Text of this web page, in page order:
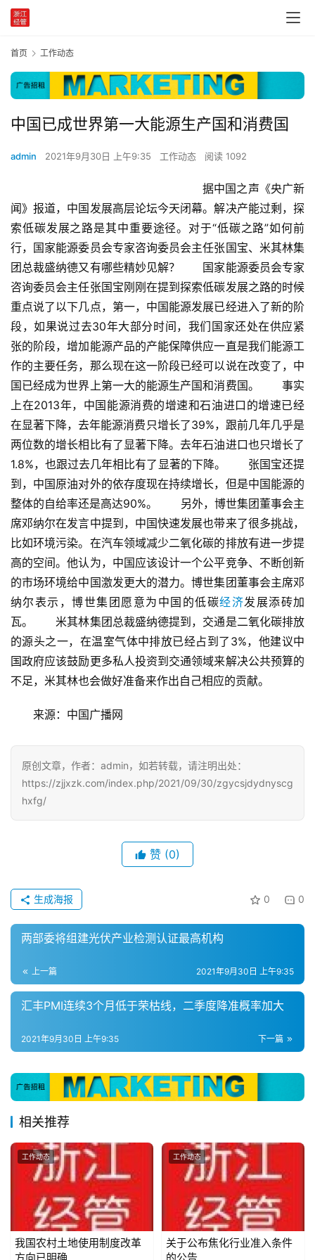
首
页
党
建
学
习
工
作
动
态
产
政
国
家
十
四
者
会
投
稿
于
们
隐
政
首页 工作动态
中国已成世界第一大能源生产国和消费国
admin 2021年9月30日 上午9:35 工作动态 阅读 1092
闻》报道，中国发展高层论坛今天闭幕。解决产能过剩，探
索低碳发展之路是其中重要途径。对于“低碳之路”如何前
行，国家能源委员会专家咨询委员会主任张国宝、米其林集
团总裁盛纳德又有哪些精妙见解？　　国家能源委员会专家
咨询委员会主任张国宝刚刚在提到探索低碳发展之路的时候
重点说了以下几点，第一，中国能源发展已经进入了新的阶
段，如果说过去30年大部分时间，我们国家还处在供应紧
张的阶段，增加能源产品的产能保障供应一直是我们能源工
作的主要任务，那么现在这一阶段已经可以说在改变了，中
国已经成为世界上第一大的能源生产国和消费国。　　事实
上在2013年，中国能源消费的增速和石油进口的增速已经
在显著下降，去年能源消费只增长了39%，跟前几年几乎是
两位数的增长相比有了显著下降。去年石油进口也只增长了
1.8%，也跟过去几年相比有了显著的下降。　　张国宝还提
到，中国原油对外的依存度现在持续增长，但是中国能源的
整体的自给率还是高达90%。　　另外，博世集团董事会主
席邓纳尔在发言中提到，中国快速发展也带来了很多挑战，
比如环境污染。在汽车领域减少二氧化碳的排放有进一步提
高的空间。他认为，中国应该设计一个公平竞争、不断创新
的市场环境给中国激发更大的潜力。博世集团董事会主席邓
纳尔表示，博世集团愿意为中国的低碳经济发展添砖加
瓦。　　米其林集团总裁盛纳德提到，交通是二氧化碳排放
的源头之一，在温室气体中排放已经占到了3%，他建议中
国政府应该鼓励更多私人投资到交通领域来解决公共预算的
不足，米其林也会做好准备来作出自己相应的贡献。
原创文章，作者：admin，如若转载，请注明出处：
https://zjjxzk.com/index.php/2021/09/30/zgycsjdydnyscg
hxfg/
赞 (0)
0 0
生成海报
两部委将组建光伏产业检测认证最高机构
上一篇 2021年9月30日 上午9:35
汇丰PMI连续3个月低于荣枯线，二季度降准概率加大
下一篇
2021年9月30日 上午9:35
相关推荐
工作动态
我国农村土地使用制度改革
工作动态
关于公布焦化行业准入条件